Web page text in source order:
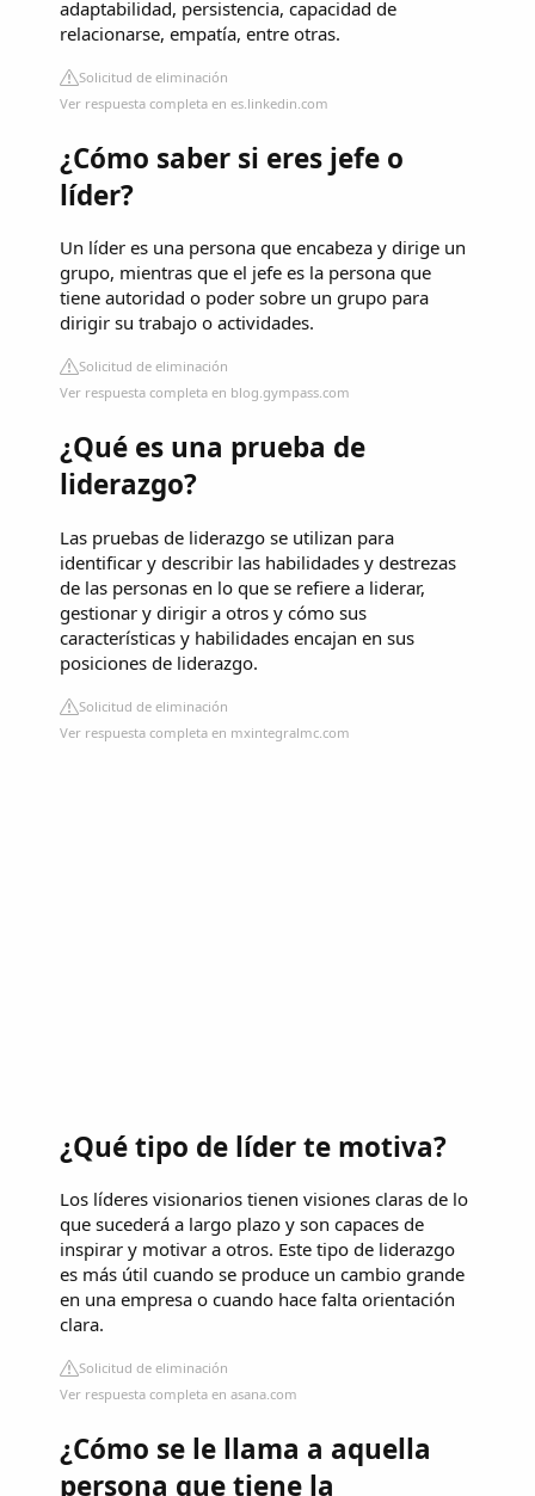
adaptabilidad, persistencia, capacidad de
relacionarse, empatía, entre otras.
Solicitud de eliminación
Ver respuesta completa en es.linkedin.com
¿Cómo saber si eres jefe o
líder?
Un líder es una persona que encabeza y dirige un
grupo, mientras que el jefe es la persona que
tiene autoridad o poder sobre un grupo para
dirigir su trabajo o actividades.
Solicitud de eliminación
Ver respuesta completa en blog.gympass.com
¿Qué es una prueba de
liderazgo?
Las pruebas de liderazgo se utilizan para
identificar y describir las habilidades y destrezas
de las personas en lo que se refiere a liderar,
gestionar y dirigir a otros y cómo sus
características y habilidades encajan en sus
posiciones de liderazgo.
Solicitud de eliminación
Ver respuesta completa en mxintegralmc.com
¿Qué tipo de líder te motiva?
Los líderes visionarios tienen visiones claras de lo
que sucederá a largo plazo y son capaces de
inspirar y motivar a otros. Este tipo de liderazgo
es más útil cuando se produce un cambio grande
en una empresa o cuando hace falta orientación
clara.
Solicitud de eliminación
Ver respuesta completa en asana.com
¿Cómo se le llama a aquella
persona que tiene la